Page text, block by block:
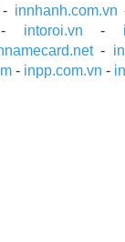
- innhanh.com.vn
intoroi.vn -
-
- inpp.com.vn -